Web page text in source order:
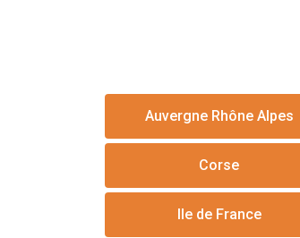
Auvergne Rhône Alpes
Corse
Ile de France